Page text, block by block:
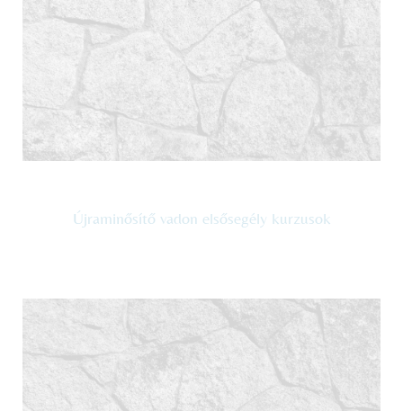
Újraminősítő vadon elsősegély kurzusok